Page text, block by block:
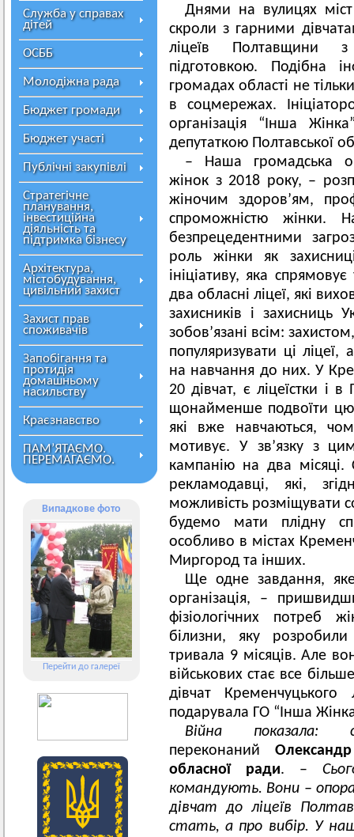
Служба у справах
дітей
ОСББ
Молодіжна рада
Бюджет громади
Бюджет участі
Публічні закупівлі
Стратегічне
планування,
інвестиційна
діяльність та
підтримка бізнесу
Архітектура,
містобудування,
цивільний захист
Захист прав
споживачів
Запобігання та
протидія
домашньому
насильству
Краєзнавство
ПАМ’ЯТАЄМО.
ПЕРЕМАГАЄМО.
Випадкове фото
Перейти до галереї
Днями на вулицях міст
скроли з гарними
ліцеїв Полтавщини з
підготовкою. Подібна
громадах області не
в соцмережах.
організація “Інша
депутаткою Полтавської
– Наша громадська
жінок з 2018 року, –
жіночим здоров’ям,
спроможністю жінки.
безпрецедентними
роль жінки як
ініціативу, яка
два обласні ліцеї, які
захисників і
зобов’язані всім:
популяризувати ці
на навчання до них. У
20 дівчат, є ліцеїстки і
щонайменше подвоїти цю
які вже навчаються,
мотивує. У зв’язку з
кампанію на два місяці.
рекламодавці, які,
можливість розміщувати
будемо мати плідну
особливо в містах
Миргород та інших.
Ще одне завдання,
організація, –
фізіологічних потреб
білизни, яку
тривала 9 місяців. Але
військових стає все
дівчат
подарувала ГО “Інша
Війна
переконаний
обласної ради. –
командують. Вони –
дівчат до ліцеїв
стать, а про вибір. У